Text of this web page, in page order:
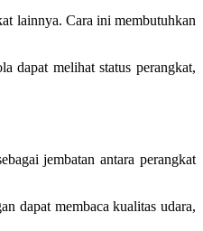
lainnya. Cara ini membutuhkan
dapat melihat status perangkat,
jembatan antara perangkat
dapat membaca kualitas udara,